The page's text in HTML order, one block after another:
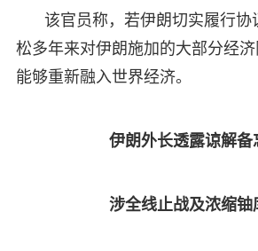
该官员称，若伊朗切实履行协
松多年来对伊朗施加的大部分经
能够重新融入世界经济。
伊朗外长透露谅解备
涉全线止战及浓缩铀